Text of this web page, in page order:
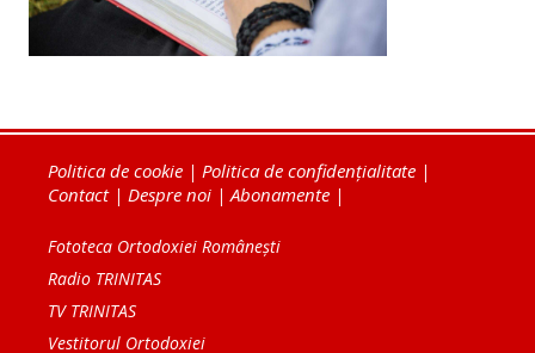
Politica de cookie | Politica de confidențialitate |
Contact| Despre noi |Abonamente |
Fototeca Ortodoxiei Românești
Radio TRINITAS
TV TRINITAS
Vestitorul Ortodoxiei